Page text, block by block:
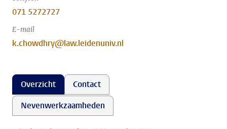
071 5272727
E-mail
k.chowdhry@law.leidenuniv.nl
Overzicht
Contact
Nevenwerkzaamheden